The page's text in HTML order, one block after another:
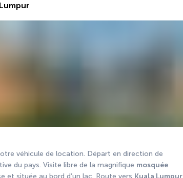
du pays. Visite libre de la magnifique mosquée
et située au bord d’un lac. Route vers Kuala Lumpur